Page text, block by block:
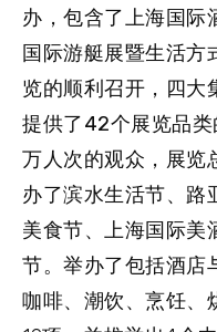
办，包含了上海国际
国际游艇展暨生活方
览的顺利召开， 四大
提供了42个展览品
万人次的观众，展览
办了滨水生活节、路
美食节、上海国际美
节。举办了包括酒店
咖啡、潮饮、烹饪、